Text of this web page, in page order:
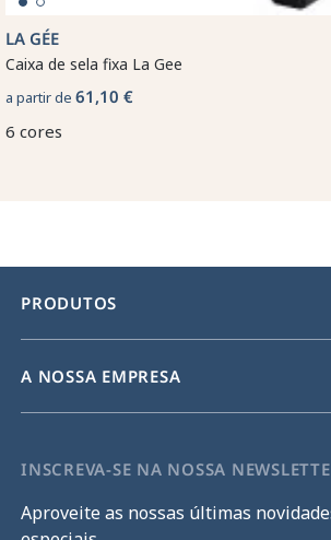
LA GÉE
Caixa de sela fixa La Gee
a partir de 61,10 €
6 cores
PRODUTOS
A NOSSA EMPRESA
INSCREVA-SE NA NOSSA
Aproveite as nossas últimas